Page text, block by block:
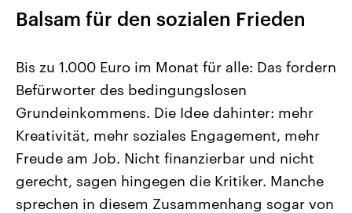
Landtagswahl Sachsen-Anhalt
2026
Alle Informationen
Sachsen-Anhalt wählt am 6.
September 2026 einen neuen
Landtag. Seit 2021 wird das
Bundesland von einer Koalition aus
Aktuelle Beiträge,
Hintergründe
Wirtschaftlich und
gehören die Vereinigten
mit großem Einfluss auf
Balsam für den sozialen Frieden
Bis zu 1.000 Euro im Monat für alle: Das fordern
Befürworter des bedingungslosen
Grundeinkommens. Die Idee dahinter: mehr
Kreativität, mehr soziales Engagement, mehr
Freude am Job. Nicht finanzierbar und nicht
gerecht, sagen hingegen die Kritiker. Manche
sprechen in diesem Zusammenhang sogar von